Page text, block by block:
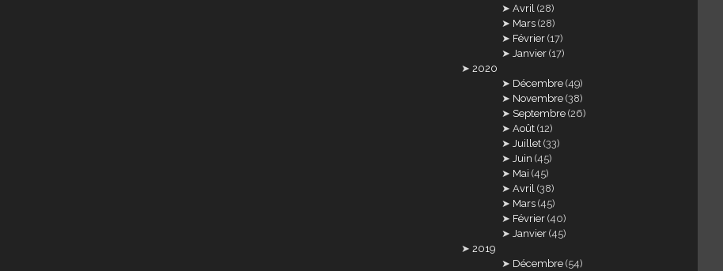
Avril (28)
Mars (28)
Février (17)
Janvier (17)
2020
Décembre (49)
Novembre (38)
Septembre (26)
Août (12)
Juillet (33)
Juin (45)
Mai (45)
Avril (38)
Mars (45)
Février (40)
Janvier (45)
2019
Décembre (54)